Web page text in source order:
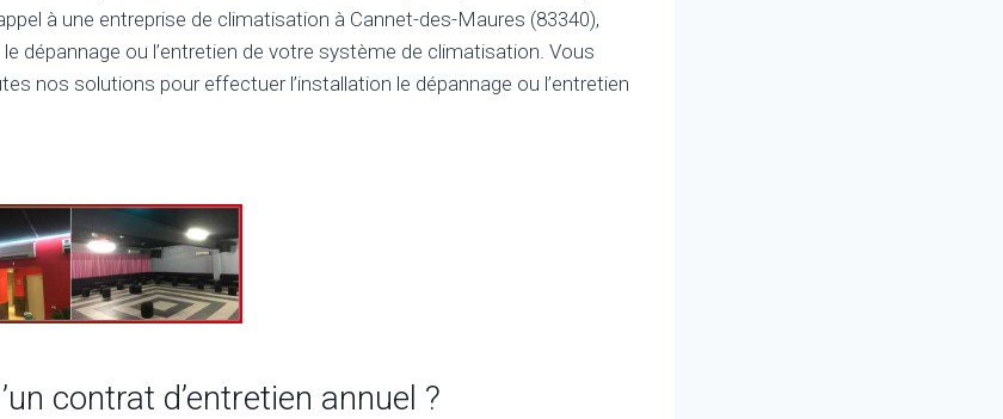
à une entreprise de climatisation à Cannet-des-Maures (83340),
dépannage ou l’entretien de votre système de climatisation. Vous
nos solutions pour effectuer l’installation le dépannage ou l’entretien
contrat d’entretien annuel ?